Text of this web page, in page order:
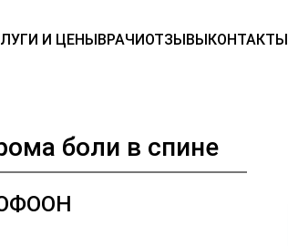
И ЦЕНЫВРАЧИОТЗЫВЫКОНТАКТЫ
боли в спине